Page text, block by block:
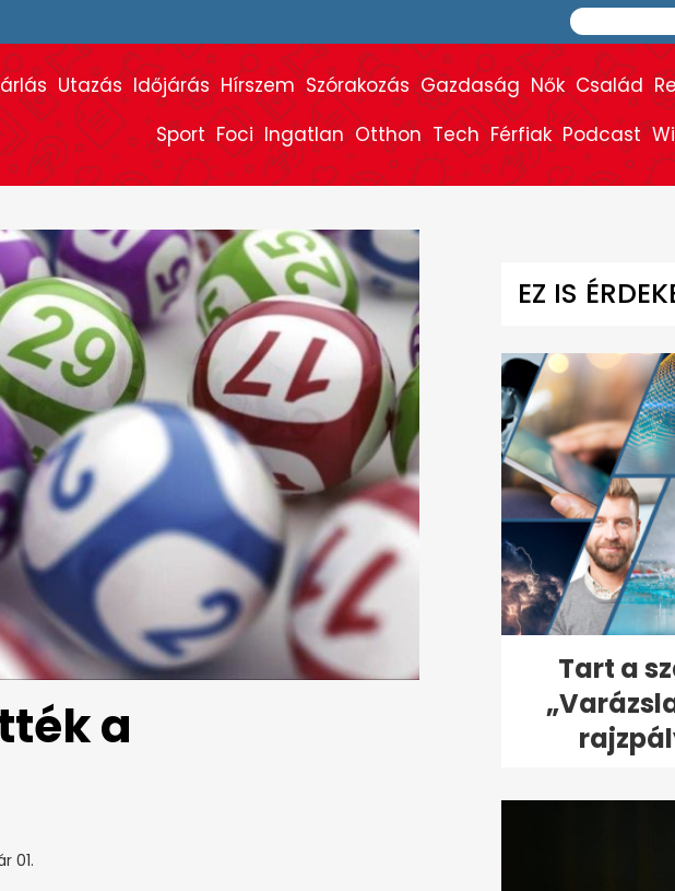
Utazás Időjárás Hírszem Szórakozás Gazdaság Nők Család
Sport Foci Ingatlan Otthon Tech Férfiak Podcast
a
01.
EZ IS
Tart a